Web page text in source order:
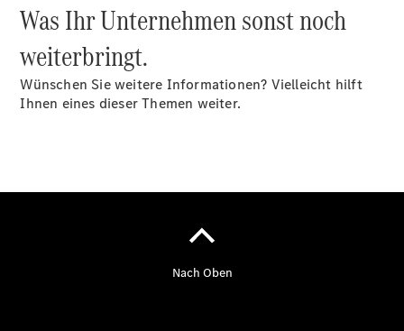
Übersicht
Unfallreparaturen
Garantie-
Was Ihr Unternehmen sonst noch
weiterbringt.
Wünschen Sie weitere Informationen? Vielleicht hilft
Ihnen eines dieser Themen weiter.